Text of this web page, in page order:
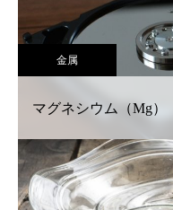
金属
マグネシウム（Mg）